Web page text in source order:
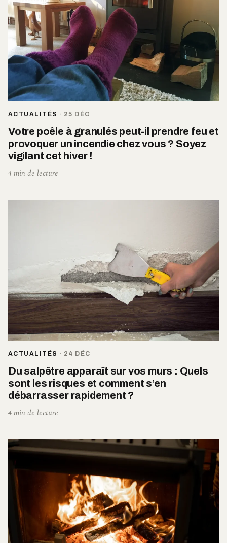
ACTUALITÉS · 25 DÉC
Votre poêle à granulés peut-il prendre feu et
provoquer un incendie chez vous ? Soyez
vigilant cet hiver !
4 min de lecture
ACTUALITÉS · 24 DÉC
Du salpêtre apparaît sur vos murs : Quels
sont les risques et comment s’en
débarrasser rapidement ?
4 min de lecture